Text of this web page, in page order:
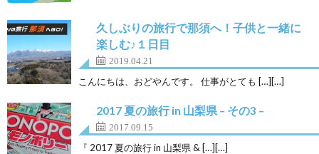
久しぶりの旅行で那須へ！子供と一緒に
楽しむ♪１日目
2019.04.21
こんにちは、おどやんです。 仕事がとても […][…]
2017 夏の旅行 in 山梨県 – その3 –
2017.09.15
『 2017 夏の旅行 in 山梨県 & […][…]